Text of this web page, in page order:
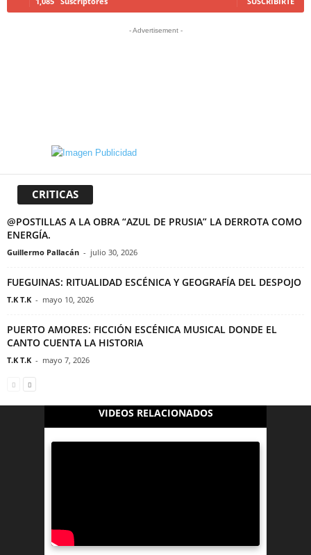
- Advertisement -
CRITICAS
@POSTILLAS A LA OBRA “AZUL DE PRUSIA” LA DERROTA COMO
ENERGÍA.
Guillermo Pallacán - julio 30, 2026
FUEGUINAS: RITUALIDAD ESCÉNICA Y GEOGRAFÍA DEL DESPOJO
T.K T.K - mayo 10, 2026
PUERTO AMORES: FICCIÓN ESCÉNICA MUSICAL DONDE EL
CANTO CUENTA LA HISTORIA
T.K T.K - mayo 7, 2026
VIDEOS RELACIONADOS